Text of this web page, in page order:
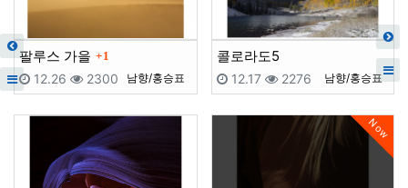
팔루스 가을 댓글
1
등록자
남향/홍승표
등록일
12.26 등록일
2300
콜로라도5
등록자
남향/홍승표
등록일
12.17 등록일
2276
Now